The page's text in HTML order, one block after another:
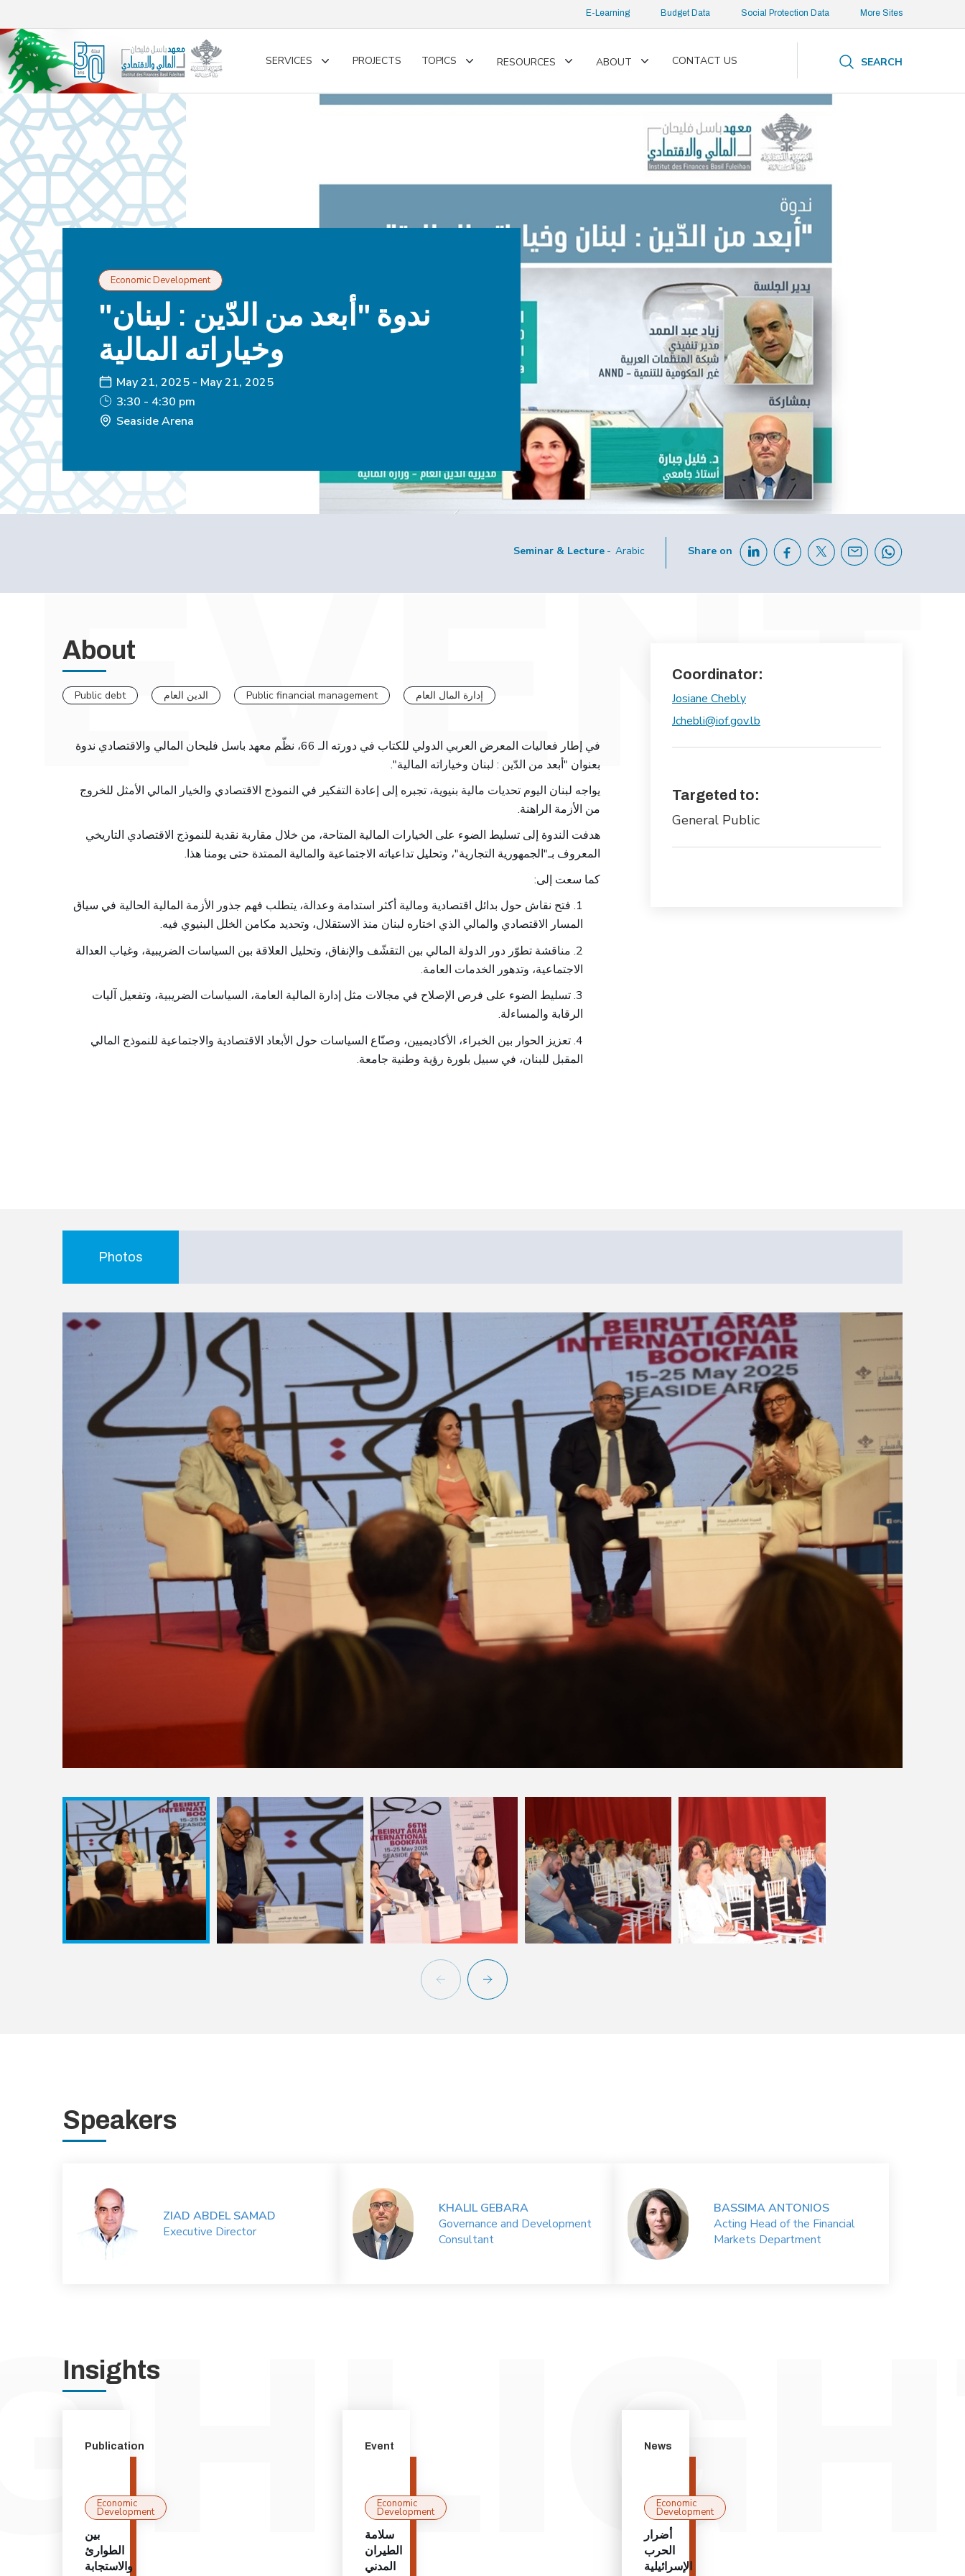
E-Learning Budget Data Social Protection Data More Sites
SERVICES
Toggle
PROJECTS TOPICS
ToggleRESOURCES
ToggleABOUT
Toggle
CONTACT US SEARCH
Economic Development
"ندوة "أبعد من الدّين : لبنان
وخياراته المالية
May 21, 2025 - May 21, 2025
3:30 - 4:30 pm
Seaside Arena
Seminar & Lecture Arabic Share on
About
Public debt الدين العام Public financial management إدارة المال العام
في إطار فعاليات المعرض العربي الدولي للكتاب في دورته الـ 66، نظّم معهد باسل فليحان المالي والاقتصادي ندوة
بعنوان "أبعد من الدّين : لبنان وخياراته المالية".
يواجه لبنان اليوم تحديات مالية بنيوية، تجبره إلى إعادة التفكير في النموذج الاقتصادي والخيار المالي الأمثل للخروج
من الأزمة الراهنة.
هدفت الندوة إلى تسليط الضوء على الخيارات المالية المتاحة، من خلال مقاربة نقدية للنموذج الاقتصادي التاريخي
المعروف بـ"الجمهورية التجارية"، وتحليل تداعياته الاجتماعية والمالية الممتدة حتى يومنا هذا.
كما سعت إلى:
1. فتح نقاش حول بدائل اقتصادية ومالية أكثر استدامة وعدالة، يتطلب فهم جذور الأزمة المالية الحالية في سياق
المسار الاقتصادي والمالي الذي اختاره لبنان منذ الاستقلال، وتحديد مكامن الخلل البنيوي فيه.
2. مناقشة تطوّر دور الدولة المالي بين التقشّف والإنفاق، وتحليل العلاقة بين السياسات الضريبية، وغياب العدالة
الاجتماعية، وتدهور الخدمات العامة.
3. تسليط الضوء على فرص الإصلاح في مجالات مثل إدارة المالية العامة، السياسات الضريبية، وتفعيل آليات
الرقابة والمساءلة.
4. تعزيز الحوار بين الخبراء، الأكاديميين، وصنّاع السياسات حول الأبعاد الاقتصادية والاجتماعية للنموذج المالي
المقبل للبنان، في سبيل بلورة رؤية وطنية جامعة.
Coordinator:
Josiane Chebly
Jchebli@iof.gov.lb
Targeted to:
General Public
Photos
Speakers
ZIAD ABDEL SAMAD
Executive Director
KHALIL GEBARA
Governance and Development
Consultant
BASSIMA ANTONIOS
Acting Head of the Financial
Markets Department
Insights
Publication
Economic
Development
بين
الطوارئ
والاستجابة
Event
Economic
Development
سلامة
الطيران
المدني
News
Economic
Development
أضرار
الحرب
الإسرائيلية